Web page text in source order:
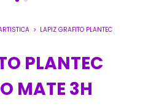
> LAPIZ GRAFITO PLANTEC
PLANTEC
MATE 3H